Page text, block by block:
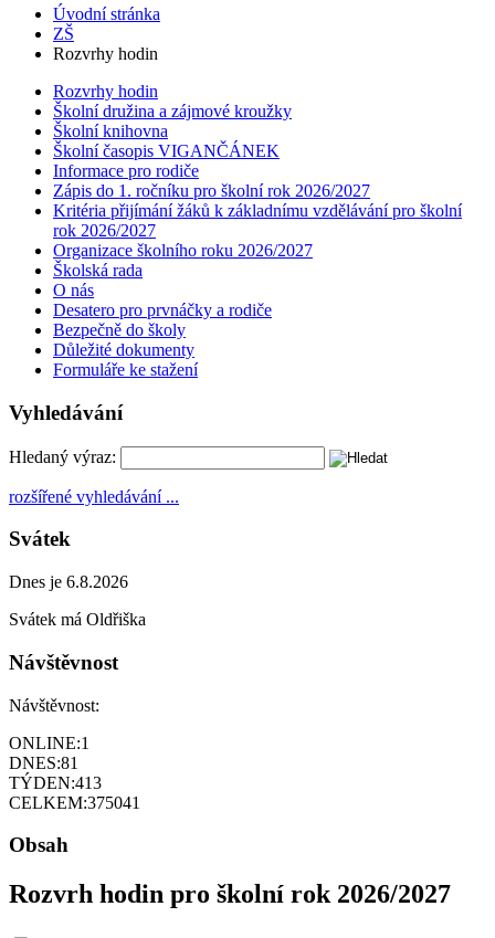
Úvodní stránka
ZŠ
Rozvrhy hodin
Rozvrhy hodin
Školní družina a zájmové kroužky
Školní knihovna
Školní časopis VIGANČÁNEK
Informace pro rodiče
Zápis do 1. ročníku pro školní rok 2026/2027
Kritéria přijímání žáků k základnímu vzdělávání pro školní
rok 2026/2027
Organizace školního roku 2026/2027
Školská rada
O nás
Desatero pro prvnáčky a rodiče
Bezpečně do školy
Důležité dokumenty
Formuláře ke stažení
Vyhledávání
Hledaný výraz:
rozšířené vyhledávání ...
Svátek
Dnes je 6.8.2026
Svátek má Oldřiška
Návštěvnost
Návštěvnost:
ONLINE:1
DNES:81
TÝDEN:413
CELKEM:375041
Obsah
Rozvrh hodin pro školní rok 2026/2027